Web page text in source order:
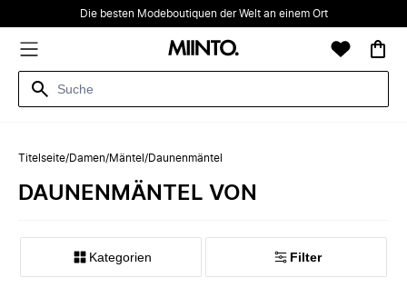
Die besten Modeboutiquen der Welt an einem Ort
Titelseite/Damen/Mäntel /Daunenmäntel
DAUNENMÄNTEL VON
Kategorien Filter